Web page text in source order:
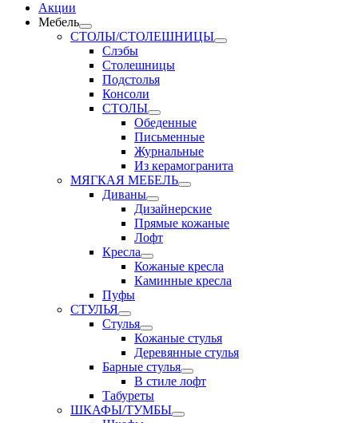
Акции
Мебель
СТОЛЫ/СТОЛЕШНИЦЫ
Слэбы
Столешницы
Подстолья
Консоли
СТОЛЫ
Обеденные
Письменные
Журнальные
Из керамогранита
МЯГКАЯ МЕБЕЛЬ
Диваны
Дизайнерские
Прямые кожаные
Лофт
Кресла
Кожаные кресла
Каминные кресла
Пуфы
СТУЛЬЯ
Стулья
Кожаные стулья
Деревянные стулья
Барные стулья
В стиле лофт
Табуреты
ШКАФЫ/ТУМБЫ